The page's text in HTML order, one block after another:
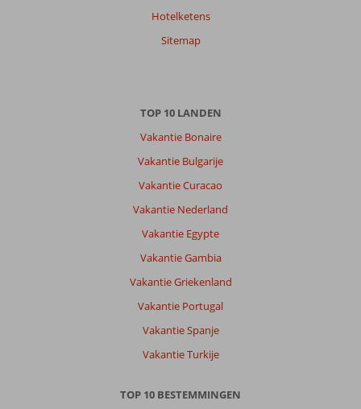
Hotelketens
Sitemap
TOP 10 LANDEN
Vakantie Bonaire
Vakantie Bulgarije
Vakantie Curacao
Vakantie Nederland
Vakantie Egypte
Vakantie Gambia
Vakantie Griekenland
Vakantie Portugal
Vakantie Spanje
Vakantie Turkije
TOP 10 BESTEMMINGEN